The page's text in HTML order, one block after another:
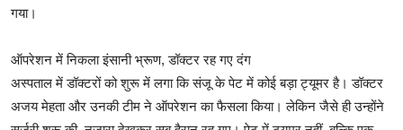
गया।
ऑपरेशन में निकला इंसानी भ्रूण, डॉक्टर रह गए दंग
अस्पताल में डॉक्टरों को शुरू में लगा कि संजू के पेट में कोई बड़ा ट्यूमर है। डॉक्टर
अजय मेहता और उनकी टीम ने ऑपरेशन का फैसला किया। लेकिन जैसे ही उन्होंने